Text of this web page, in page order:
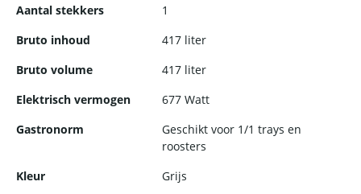
Aantal stekkers
1
Bruto inhoud
417 liter
Bruto volume
417 liter
Elektrisch vermogen
677 Watt
Gastronorm
Geschikt voor 1/1 trays en
roosters
Kleur
Grijs